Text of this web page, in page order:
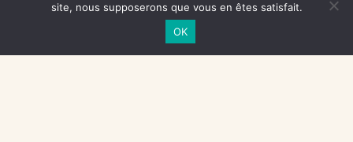
NOS SOUTIENS
CENTRE NATIONAL DU LIVRE
site, nous supposerons que vous en êtes satisfait.
OK